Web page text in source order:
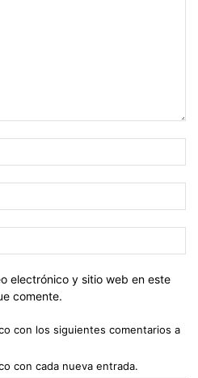
electrónico y sitio web en este
comente.
con los siguientes comentarios a
con cada nueva entrada.